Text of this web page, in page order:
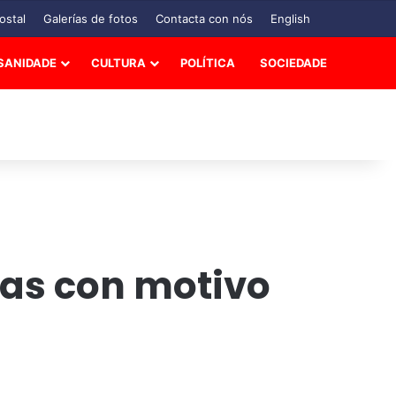
Galerías de fotos Contacta con nós English
CULTURA POLÍTICA SOCIEDADE
con motivo